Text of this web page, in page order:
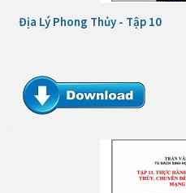
Địa Lý Phong Thủy - Tập 10